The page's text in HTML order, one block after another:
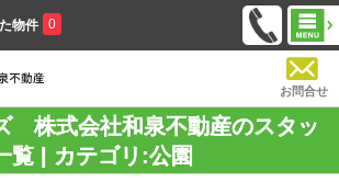
物件 0
お問合せ
株式会社和泉不動産のスタッ
覧 | カテゴリ:公園